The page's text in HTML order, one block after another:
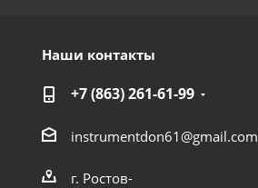
Наши контакты
+7 (863) 261-61-99
instrumentdon61@gmail.com
г. Ростов-